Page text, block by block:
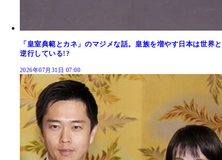
「皇室典範とカネ」のマジメな話。皇族を増やす日本は世界と
逆行している!?
2026年07月31日 07:00